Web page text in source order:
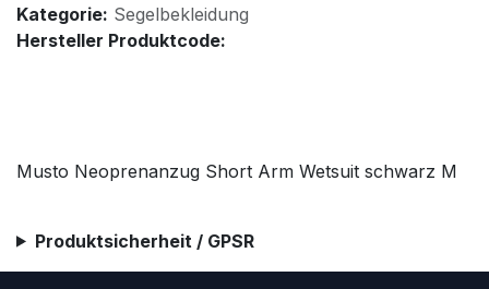
Kategorie: Segelbekleidung
Hersteller Produktcode:
Musto Neoprenanzug Short Arm Wetsuit schwarz M
Produktsicherheit / GPSR